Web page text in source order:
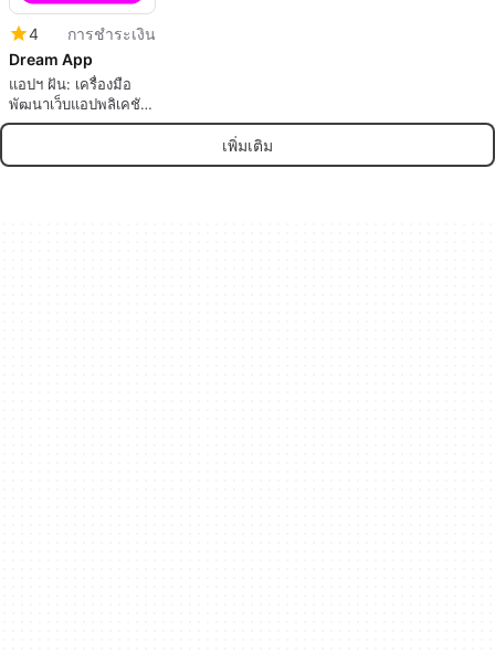
4
การชำระเงิน
Dream App
แอปฯ ฝัน: เครื่องมือ
พัฒนาเว็บแอปพลิเคชัน
ที่ขับเคลื่อนด้วยปัญญา
เพิ่มเติม